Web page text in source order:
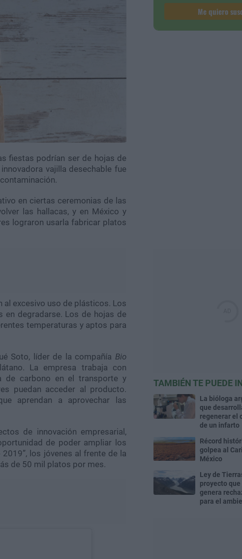
fiestas podrían ser de hojas de
innovadora vajilla desechable fue
en ciertas ceremonias de las
las hallacas, y en México y
lograron usarla fabricar platos
al excesivo uso de plásticos. Los
degradarse. Los de hojas de
temperaturas y aptos para
Soto, líder de la compañía Bio
La empresa trabaja con
de carbono en el transporte y
puedan acceder al producto.
aprendan a aprovechar las
de innovación empresarial,
de poder ampliar los
los jóvenes al frente de la
de 50 mil platos por mes.
Me quiero
TAMBIÉN TE PUEDE
La bióloga
que
regenerar el
de un infarto
Récord
golpea al
México
Ley de
proyecto
genera
para el